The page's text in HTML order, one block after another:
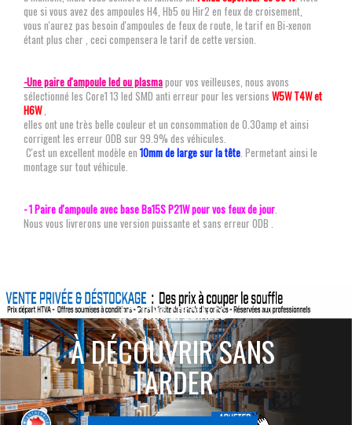
que si vous avez des ampoules H4, Hb5 ou Hir2 en feux de croisement,
vous n'aurez pas besoin d'ampoules de feux de route, le tarif en Bi-xenon
étant plus cher , ceci compensera le tarif de cette version.
-Une paire d'ampoule led ou plasmapour vos veilleuses, nous avons
sélectionné les Core1 13 led SMD anti erreur pour les versions W5W T4W et
H6W
elles ont une très belle couleur et un consommation de 0.30amp et ainsi
corrigent les erreur ODB sur 99.9% des véhicules.
C'est un excellent modèle en10mm de large sur la tête . Permetant ainsi le
montage sur tout véhicule.
- 1 Paire d'ampoule avec base Ba15S P21W pour vos feux de jour
Nous vous livrerons une version puissante et sans erreur ODB .
ACTIONS SPÉCIALES
À DÉCOUVRIR SANS
TARDER